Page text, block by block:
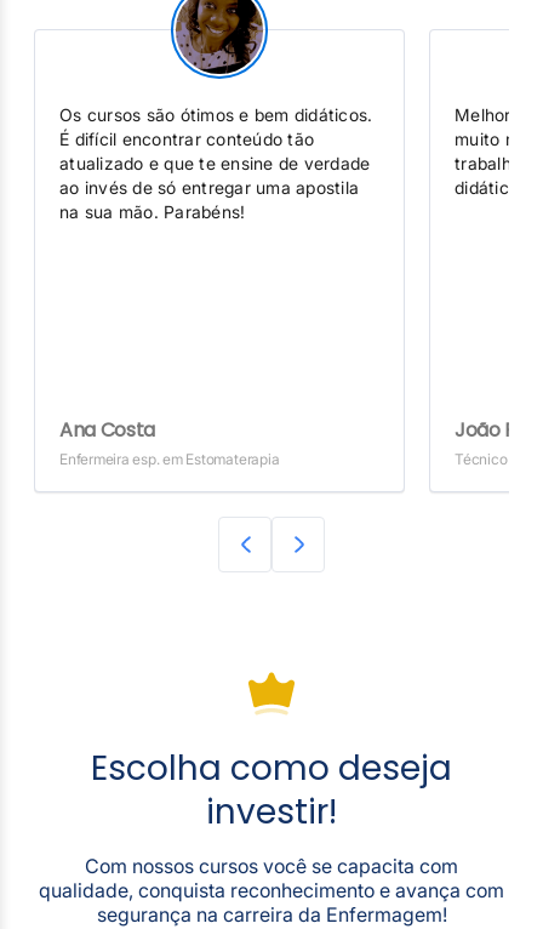
Os cursos são ótimos e bem didáticos.
É difícil encontrar conteúdo tão
atualizado e que te ensine de verdade
ao invés de só entregar uma apostila
na sua mão. Parabéns!
Ana Costa
Enfermeira esp. em Estomaterapia
Melhor
muito
didática
João
Técnico de
Escolha como deseja
investir!
Com nossos cursos você se capacita com
qualidade, conquista reconhecimento e avança com
segurança na carreira da Enfermagem!